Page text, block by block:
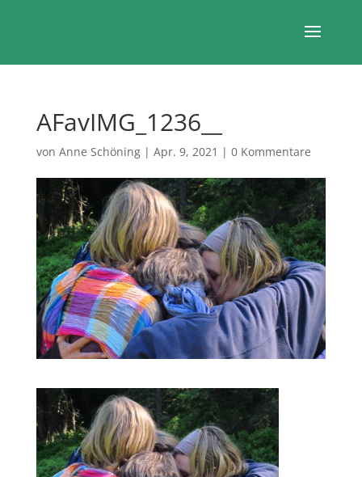
AFavIMG_1236__
von Anne Schöning| Apr. 9, 2021 | 0 Kommentare